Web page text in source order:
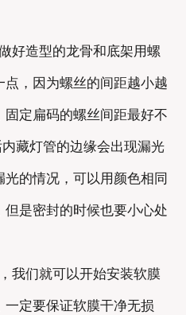
好造型的龙骨和底架用螺
，因为螺丝的间距越小越
定扁码的螺丝间距最好不
藏灯管的边缘会出现漏光
的情况，可以用颜色相同
是密封的时候也要小心处
我们就可以开始安装软膜
定要保证软膜干净无损